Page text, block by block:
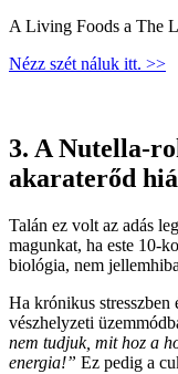
A Living Foods a The
Nézz szét náluk itt. >>
3. A Nutella-
akaraterőd
Talán ez volt az adás
magunkat, ha este 10-
biológia, nem
Ha krónikus stresszben
vészhelyzeti
nem tudjuk, mit hoz a
energia!” Ez pedig a